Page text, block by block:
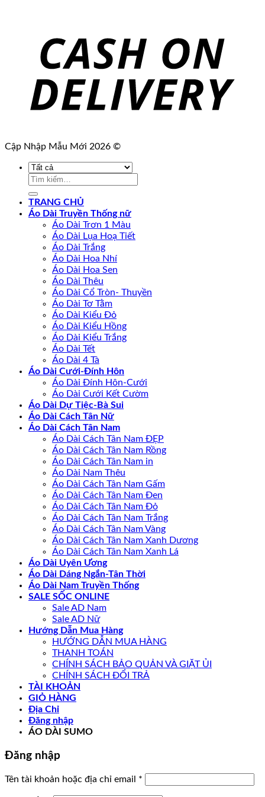
Cập Nhập Mẫu Mới 2026 ©
Tìm
TRANG CHỦ
Áo Dài Truyền Thống nữ
Áo Dài Trơn 1 Màu
Áo Dài Lụa Hoạ Tiết
Áo Dài Trắng
Áo Dài Hoa Nhí
Áo Dài Hoa Sen
Áo Dài Thêu
Áo Dài Cổ Tròn- Thuyền
Áo Dài Tơ Tằm
Áo Dài Kiểu Đỏ
Áo Dài Kiểu Hồng
Áo Dài Kiểu Trắng
Áo Dài Tết
Áo Dài 4 Tà
Áo Dài Cưới-Đính Hôn
Áo Dài Đính Hôn-Cưới
Áo Dài Cưới Kết Cườm
Áo Dài Dự Tiệc-Bà Sui
Áo Dài Cách Tân Nữ
Áo Dài Cách Tân Nam
Áo Dài Cách Tân Nam ĐẸP
Áo Dài Cách Tân Nam Rồng
Áo Dài Cách Tân Nam in
Áo Dài Nam Thêu
Áo Dài Cách Tân Nam Gấm
Áo Dài Cách Tân Nam Đen
Áo Dài Cách Tân Nam Đỏ
Áo Dài Cách Tân Nam Trắng
Áo Dài Cách Tân Nam Vàng
Áo Dài Cách Tân Nam Xanh Dương
Áo Dài Cách Tân Nam Xanh Lá
Áo Dài Uyên Ương
Áo Dài Dáng Ngắn-Tân Thời
Áo Dài Nam Truyền Thống
SALE SỐC ONLINE
Sale AD Nam
Sale AD Nữ
Hướng Dẫn Mua Hàng
HƯỚNG DẪN MUA HÀNG
THANH TOÁN
CHÍNH SÁCH BẢO QUẢN VÀ GIẶT ỦI
CHÍNH SÁCH ĐỔI TRẢ
TÀI KHOẢN
GIỎ HÀNG
Địa Chỉ
Đăng nhập
ÁO DÀI SUMO
Đăng nhập
Tên tài khoản hoặc địa chỉ email *